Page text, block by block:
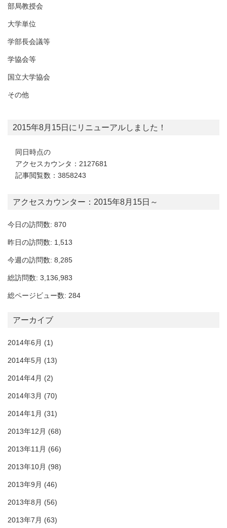
部局教授会
大学単位
学部長会議等
学協会等
国立大学協会
その他
2015年8月15日にリニューアルしました！
同日時点の
アクセスカウンタ：2127681
記事閲覧数：3858243
アクセスカウンター：2015年8月15日～
今日の訪問数: 870
昨日の訪問数: 1,513
今週の訪問数: 8,285
総訪問数: 3,136,983
総ページビュー数: 284
アーカイブ
2014年6月 (1)
2014年5月 (13)
2014年4月 (2)
2014年3月 (70)
2014年1月 (31)
2013年12月 (68)
2013年11月 (66)
2013年10月 (98)
2013年9月 (46)
2013年8月 (56)
2013年7月 (63)